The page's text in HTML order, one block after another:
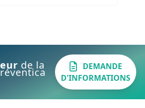
de la
DEMANDE
D'INFORMATIONS